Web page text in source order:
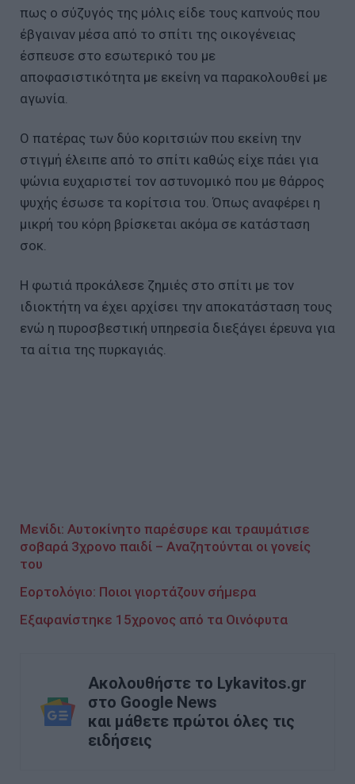
πως ο σύζυγός της μόλις είδε τους καπνούς που
έβγαιναν μέσα από το σπίτι της οικογένειας
έσπευσε στο εσωτερικό του με
αποφασιστικότητα με εκείνη να παρακολουθεί με
αγωνία.
Ο πατέρας των δύο κοριτσιών που εκείνη την
στιγμή έλειπε από το σπίτι καθώς είχε πάει για
ψώνια ευχαριστεί τον αστυνομικό που με θάρρος
ψυχής έσωσε τα κορίτσια του. Όπως αναφέρει η
μικρή του κόρη βρίσκεται ακόμα σε κατάσταση
σοκ.
Η φωτιά προκάλεσε ζημιές στο σπίτι με τον
ιδιοκτήτη να έχει αρχίσει την αποκατάσταση τους
ενώ η πυροσβεστική υπηρεσία διεξάγει έρευνα για
τα αίτια της πυρκαγιάς.
Μενίδι: Αυτοκίνητο παρέσυρε και τραυμάτισε
σοβαρά 3χρονο παιδί – Αναζητούνται οι γονείς
του
Εορτολόγιο: Ποιοι γιορτάζουν σήμερα
Εξαφανίστηκε 15χρονος από τα Οινόφυτα
Ακολουθήστε το Lykavitos.gr
στο Google News
και μάθετε πρώτοι όλες τις
ειδήσεις